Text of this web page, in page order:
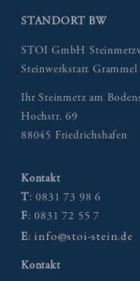
STANDORT BW
STOI GmbH
Steinwerkstatt Grammel
Ihr Steinmetz am
Hochstr. 69
88045 Friedrichshafen
Kontakt
T: 0831 73 98 6
F: 0831 72 55 7
E: info@stoi-stein.de
Kontakt